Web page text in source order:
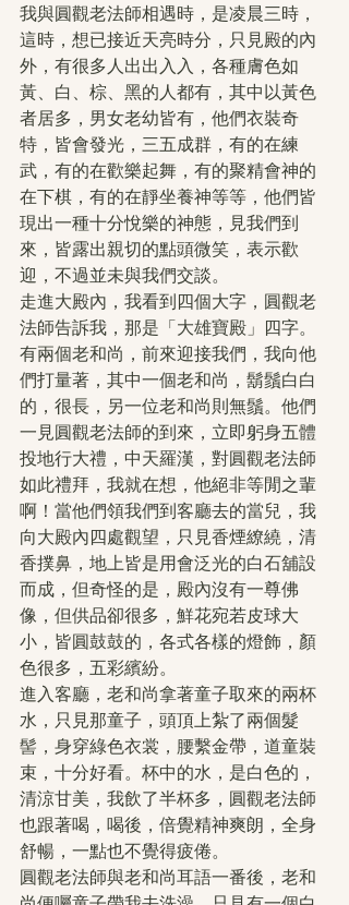
我與圓觀老法師相遇時，是凌晨三時，
這時，想已接近天亮時分，只見殿的內
外，有很多人出出入入，各種膚色如
黃、白、棕、黑的人都有，其中以黃色
者居多，男女老幼皆有，他們衣裝奇
特，皆會發光，三五成群，有的在練
武，有的在歡樂起舞，有的聚精會神的
在下棋，有的在靜坐養神等等，他們皆
現出一種十分悅樂的神態，見我們到
來，皆露出親切的點頭微笑，表示歡
迎，不過並未與我們交談。
走進大殿內，我看到四個大字，圓觀老
法師告訴我，那是「大雄寶殿」四字。
有兩個老和尚，前來迎接我們，我向他
們打量著，其中一個老和尚，鬍鬚白白
的，很長，另一位老和尚則無鬚。他們
一見圓觀老法師的到來，立即躬身五體
投地行大禮，中天羅漢，對圓觀老法師
如此禮拜，我就在想，他絕非等閒之輩
啊！當他們領我們到客廳去的當兒，我
向大殿內四處觀望，只見香煙繚繞，清
香撲鼻，地上皆是用會泛光的白石舖設
而成，但奇怪的是，殿內沒有一尊佛
像，但供品卻很多，鮮花宛若皮球大
小，皆圓鼓鼓的，各式各樣的燈飾，顏
色很多，五彩繽紛。
進入客廳，老和尚拿著童子取來的兩杯
水，只見那童子，頭頂上紮了兩個髮
髻，身穿綠色衣裳，腰繫金帶，道童裝
束，十分好看。杯中的水，是白色的，
清涼甘美，我飲了半杯多，圓觀老法師
也跟著喝，喝後，倍覺精神爽朗，全身
舒暢，一點也不覺得疲倦。
圓觀老法師與老和尚耳語一番後，老和